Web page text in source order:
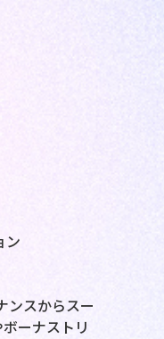
ン
ンスからスー
ーナストリ